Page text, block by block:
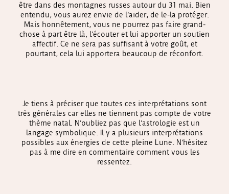
être dans des montagnes russes autour du 31 mai. Bien
entendu, vous aurez envie de l’aider, de le-la protéger.
Mais honnêtement, vous ne pourrez pas faire grand-
chose à part être là, l’écouter et lui apporter un soutien
affectif. Ce ne sera pas suffisant à votre goût, et
pourtant, cela lui apportera beaucoup de réconfort.
Je tiens à préciser que toutes ces interprétations sont
très générales car elles ne tiennent pas compte de votre
thème natal. N’oubliez pas que l’astrologie est un
langage symbolique. Il y a plusieurs interprétations
possibles aux énergies de cette pleine Lune. N’hésitez
pas à me dire en commentaire comment vous les
ressentez.